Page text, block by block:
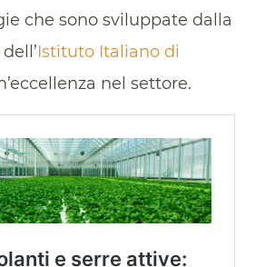
che sono sviluppate dalla
Istituto Italiano di
nel settore.